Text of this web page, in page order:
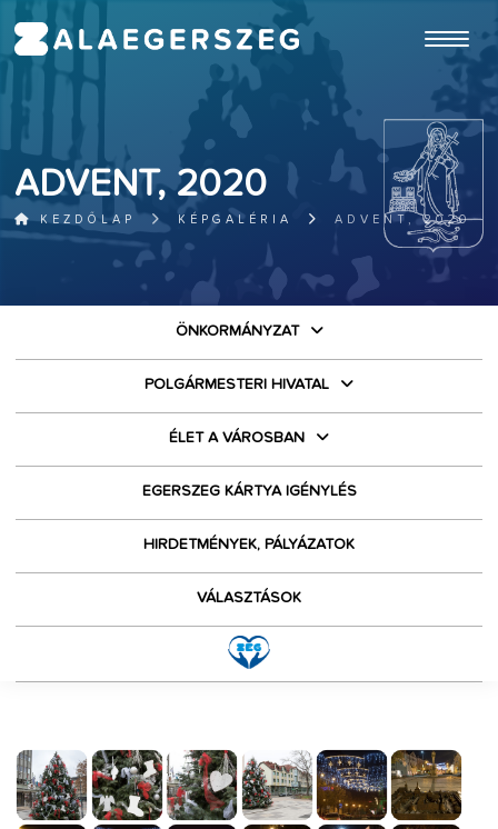
ADVENT, 2020
KEZDŐLAP KÉPGALÉRIA ADVENT, 2020
ÖNKORMÁNYZAT
POLGÁRMESTERI HIVATAL
ÉLET A VÁROSBAN
EGERSZEG KÁRTYA IGÉNYLÉS
HIRDETMÉNYEK, PÁLYÁZATOK
VÁLASZTÁSOK